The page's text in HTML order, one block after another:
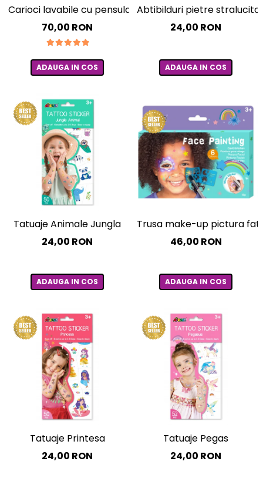
Jucarii Senzoriale
Teatru de papusi
Stilouri
Tempera și acuarele
Carioci lavabile cu pensula, Big Bright Brush, set 10
70,00 RON
ADAUGA IN COS
Abtibilduri pietre
24,00 RON
ADAUGA IN COS
Tatuaje Animale Jungla
24,00 RON
ADAUGA IN COS
Trusa make-up pictura
46,00 RON
ADAUGA IN COS
Tatuaje Printesa
24,00 RON
Tatuaje Pegas
24,00 RON